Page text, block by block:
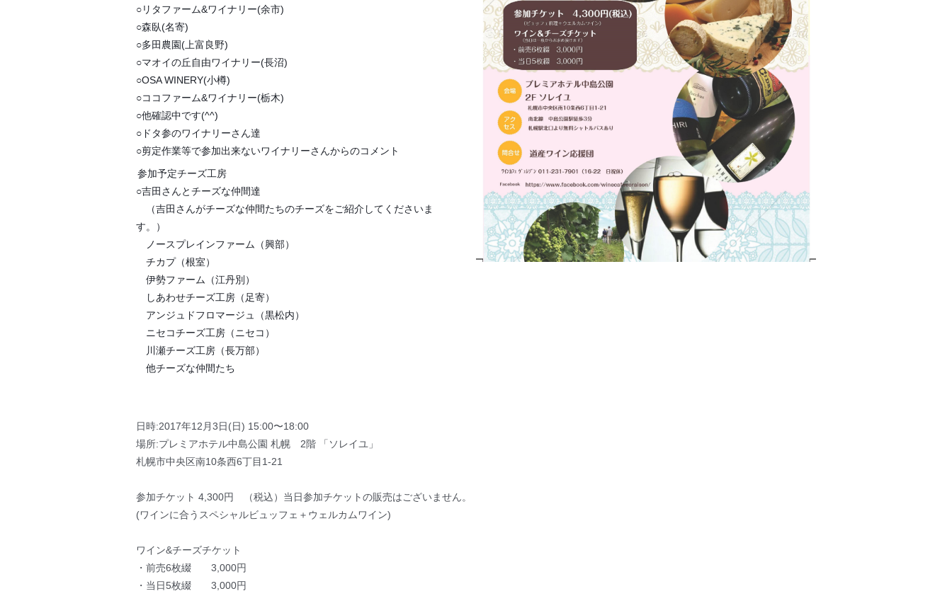
○リタファーム&ワイナリー(余市)
○森臥(名寄)
○多田農園(上富良野)
○マオイの丘自由ワイナリー(長沼)
○OSA WINERY(小樽)
○ココファーム&ワイナリー(栃木)
○他確認中です(^^)
○ドタ参のワイナリーさん達
○剪定作業等で参加出来ないワイナリーさんからのコメント
参加予定チーズ工房
○吉田さんとチーズな仲間達
（吉田さんがチーズな仲間たちのチーズをご紹介してくださいま
す。）
ノースプレインファーム（興部）
チカプ（根室）
伊勢ファーム（江丹別）
しあわせチーズ工房（足寄）
アンジュドフロマージュ（黒松内）
ニセコチーズ工房（ニセコ）
川瀬チーズ工房（長万部）
他チーズな仲間たち
日時:2017年12月3日(日) 15:00〜18:00
場所:プレミアホテル中島公園 札幌 2階 「ソレイユ」
札幌市中央区南10条西6丁目1-21
参加チケット 4,300円 （税込）当日参加チケットの販売はございません。
(ワインに合うスペシャルビュッフェ＋ウェルカムワイン)
ワイン&チーズチケット
・前売6枚綴 3,000円
・当日5枚綴 3,000円